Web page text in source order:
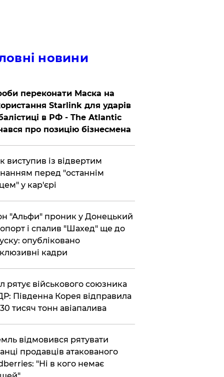
новини
переконати Маска на
Starlink для ударів
в РФ - The Atlantic
про позицію бізнесмена
виступив із відвертим
перед "останнім
у кар'єрі
"Альфи" проник у Донецький
і спалив "Шахед" ще до
опубліковано
кадри
рятує військового союзника
Південна Корея відправила
тисяч тонн авіапалива
відмовився рятувати
продавців атакованого
"Ні в кого немає